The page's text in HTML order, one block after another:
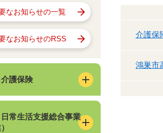
介護保
鴻巣市
なお知らせの一覧
なお知らせのRSS
護保険
常生活支援総合事業